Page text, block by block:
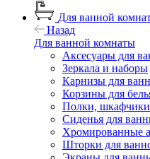
Для ванной
Назад
Для ванной комнаты
Аксесуары для
Зеркала и наборы
Карнизы для
Корзины для
Полки, шкафчики
Сиденья для
Хромированные
Шторки для